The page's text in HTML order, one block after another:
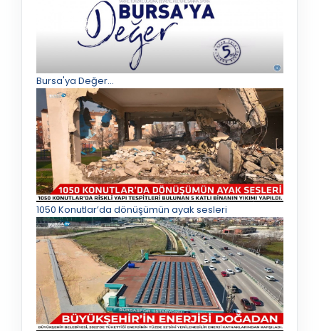
Bursa'ya Değer...
1050 Konutlar’da dönüşümün ayak sesleri